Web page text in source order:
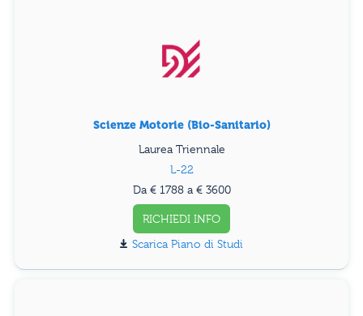
Scienze Motorie (Bio-Sanitario)
Laurea Triennale
L-22
Da € 1788 a € 3600
RICHIEDI INFO
Piano di Studi